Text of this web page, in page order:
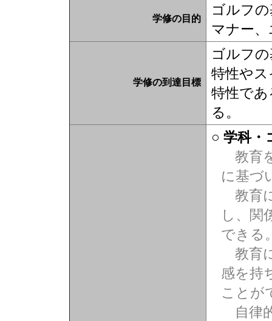
学修の目的
ゴルフ
マナー
学修の到達目標
ゴルフ
特性や
特性で
る。
○ 学科・
教育
に基づ
教育
し、関
できる
教育
感を持
ことが
自律